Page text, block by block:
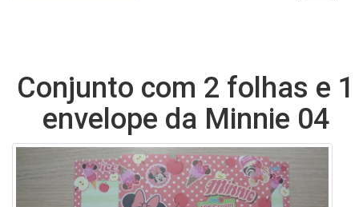
Conjunto com 2 folhas e 1
envelope da Minnie 04